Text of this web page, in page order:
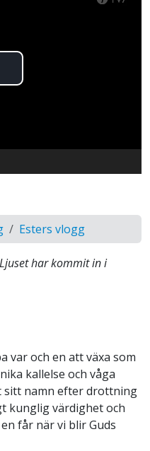
Esters vlogg
har kommit in i
var och en att växa som
kallelse och våga
sitt namn efter drottning
kunglig värdighet och
får när vi blir Guds